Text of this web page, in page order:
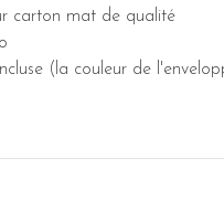
carton mat de qualité
(la couleur de